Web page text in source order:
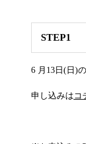
STEP1
6 月13日(日)
申し込みは コ